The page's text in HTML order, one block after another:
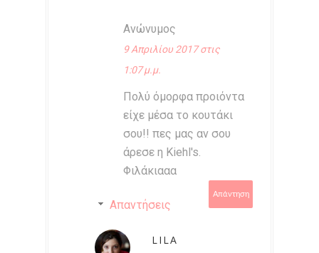
Ανώνυμος
9 Απριλίου 2017 στις
1:07 μ.μ.
Πολύ όμορφα προιόντα
είχε μέσα το κουτάκι
σου!! πες μας αν σου
άρεσε η Kiehl's.
Φιλάκιααα
Απάντηση
Απαντήσεις
LILA